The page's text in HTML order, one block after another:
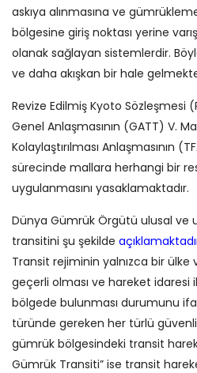
askıya alınmasına ve
bölgesine giriş noktası yerine
olanak sağlayan sistemlerdir.
ve daha akışkan bir hale
Revize Edilmiş Kyoto Sözleşmesi
Genel Anlaşmasının (GATT) V.
Kolaylaştırılması Anlaşmasının
sürecinde mallara herhangi bir
uygulanmasını yasaklamaktadır.
Dünya Gümrük Örgütü ulusal ve
transitini şu şekilde
Transit rejiminin yalnızca bir
geçerli olması ve hareket idaresi
bölgede bulunması durumunu
türünde gereken her türlü
gümrük bölgesindeki transit
Gümrük Transiti” ise transit